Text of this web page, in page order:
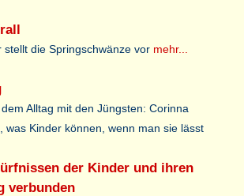
stellt die Springschwänze vor mehr...
Alltag mit den Jüngsten: Corinna
was Kinder können, wenn man sie lässt
der Kinder und ihren
verbunden